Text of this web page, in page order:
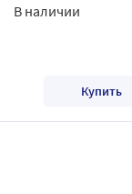
В наличии
Купить